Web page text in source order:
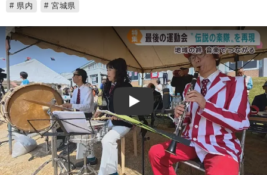
県内
宮城県
Play